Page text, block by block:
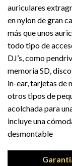
auriculares
en nylon de gran
más que unos
todo tipo de
DJ’s, como
memoria SD,
in-ear, tarjetas de
otros tipos de
acolchada para
incluye una
desmontable